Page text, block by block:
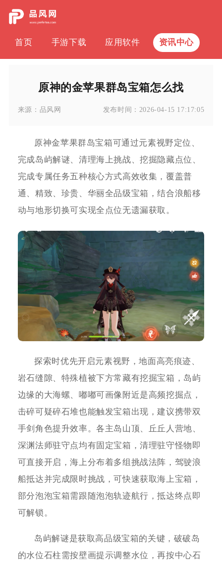
首页 手游下载 应用软件 资讯中心
原神的金苹果群岛宝箱怎么找
来源： 品风网 发布时间： 2026-04-15 17:17:05
原神金苹果群岛宝箱可通过元素视野定位、
完成岛屿解谜、清理海上挑战、挖掘隐藏点位、
完成专属任务五种核心方式高效收集，覆盖普
通、精致、珍贵、华丽全品级宝箱，结合浪船移
动与地形切换可实现全点位无遗漏获取。
探索时优先开启元素视野，地面高亮痕迹、
岩石缝隙、特殊植被下方常藏有挖掘宝箱，岛屿
边缘的大海螺、嘟嘟可画像附近是高频挖掘点，
击碎可疑碎石堆也能触发宝箱出现，建议携带双
手剑角色提升效率。各主岛山顶、丘丘人营地、
深渊法师驻守点均有固定宝箱，清理驻守怪物即
可直接开启，海上分布着多组挑战法阵，驾驶浪
船抵达并完成限时挑战，可快速获取海上宝箱，
部分泡泡宝箱需跟随泡泡轨迹航行，抵达终点即
可解锁。
岛屿解谜是获取高品级宝箱的关键，破破岛
的水位石柱需按壁画提示调整水位，再按中心石